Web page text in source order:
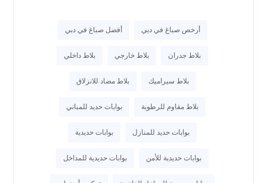
أرخص صباغ في دبي أفضل صباغ في دبي
بلاط جدران بلاط خارجي بلاط داخلي
بلاط سيراميك بلاط مضاد للانزلاق
بلاط مقاوم للرطوبة بوابات حديد للمباني
بوابات حديد للمنازل بوابات حديدية
بوابات حديدية للأمن بوابات حديدية للمداخل